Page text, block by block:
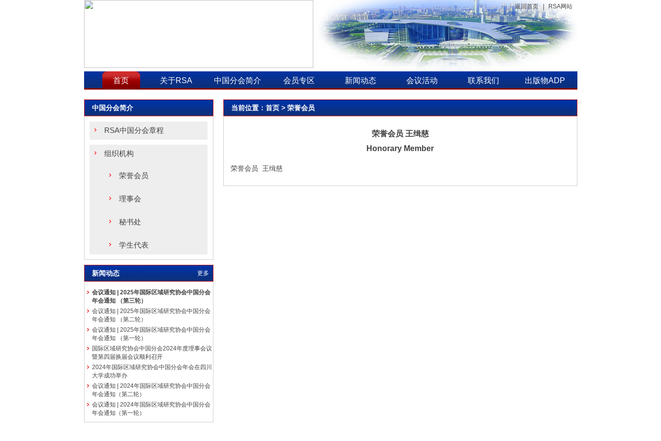
返回首页 RSA网站
首页 关于RSA 中国分会简介 会员专区 新闻动态 会议活动 联系我们 出版物ADP
中国分会简介
RSA中国分会章程
组织机构
荣誉会员
理事会
秘书处
学生代表
更多
新闻动态
会议通知 | 2025年国际区域研究协会中国分会
年会通知 （第三轮）
会议通知 | 2025年国际区域研究协会中国分会
年会通知 （第二轮）
会议通知 | 2025年国际区域研究协会中国分会
年会通知 （第一轮）
国际区域研究协会中国分会2024年度理事会议
暨第四届换届会议顺利召开
2024年国际区域研究协会中国分会年会在四川
大学成功举办
会议通知 | 2024年国际区域研究协会中国分会
年会通知（第二轮）
会议通知 | 2024年国际区域研究协会中国分会
年会通知（第一轮）
当前位置： 首页> 荣誉会员
荣誉会员 王缉慈
Honorary Member
荣誉会员 王缉慈